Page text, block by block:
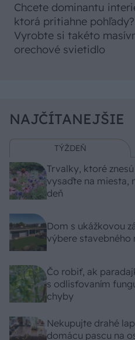
Chcete dominantu
ktorá pritiahne pohľady?
Vyrobte si takéto
orechové svietidlo
NAJČÍTANEJŠIE
TÝŽDEŇ
Trvalky, ktoré
vysaďte na miesta,
deň
Dom s ukážkovou
výbere stavebného
Čo robiť, ak
s odlisťovaním
chyby
Nekupujte drahé
domácu pascu na